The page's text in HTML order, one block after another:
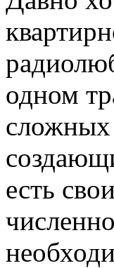
одном
сложных
есть